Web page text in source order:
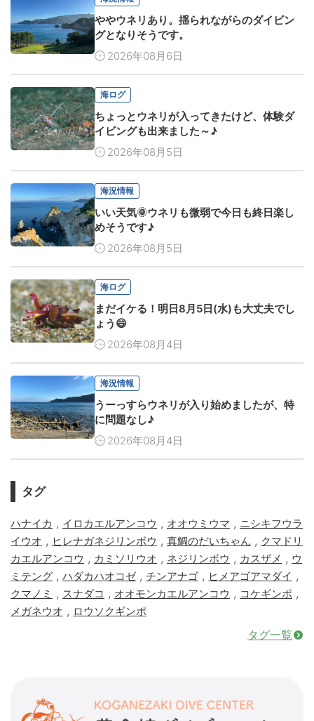
ややウネリあり。揺られながらのダイビン
グとなりそうです。
2026年08月6日
海ログ
ちょっとウネリが入ってきたけど、体験ダ
イビングも出来ました～♪
2026年08月5日
海況情報
いい天気🌞ウネリも微弱で今日も終日楽し
めそうです♪
2026年08月5日
海ログ
まだイケる！明日8月5日(水)も大丈夫でし
ょう😄
2026年08月4日
海況情報
うーっすらウネリが入り始めましたが、特
に問題なし♪
2026年08月4日
タグ
ハナイカ , イロカエルアンコウ , オオウミウマ , ニシキフウラ
イウオ , ヒレナガネジリンボウ , 真鯛のだいちゃん , クマドリ
カエルアンコウ , カミソリウオ , ネジリンボウ , カスザメ , ウ
ミテング , ハダカハオコゼ, チンアナゴ , ヒメアゴアマダイ ,
クマノミ , スナダコ , オオモンカエルアンコウ , コケギンポ ,
メガネウオ , ロウソクギンポ
タグ一覧